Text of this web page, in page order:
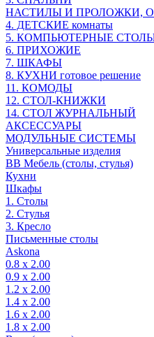
НАСТИЛЫ И ПРОЛОЖКИ,
4. ДЕТСКИЕ комнаты
5. КОМПЬЮТЕРНЫЕ
6. ПРИХОЖИЕ
7. ШКАФЫ
8. КУХНИ готовое решение
11. КОМОДЫ
12. СТОЛ-КНИЖКИ
14. СТОЛ ЖУРНАЛЬНЫЙ
АКСЕССУАРЫ
МОДУЛЬНЫЕ СИСТЕМЫ
Универсальные изделия
ВВ Мебель (столы, стулья)
Кухни
Шкафы
1. Столы
2. Стулья
3. Кресло
Письменные столы
Askona
0.8 х 2.00
0.9 х 2.00
1.2 х 2.00
1.4 х 2.00
1.6 х 2.00
1.8 х 2.00